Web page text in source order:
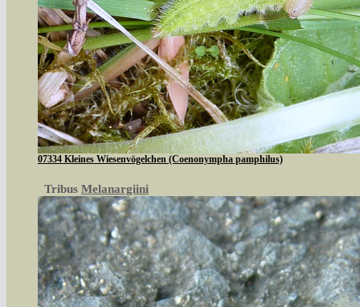
07334 Kleines Wiesenvögelchen (Coenonympha pamphilus)
Tribus Melanargiini